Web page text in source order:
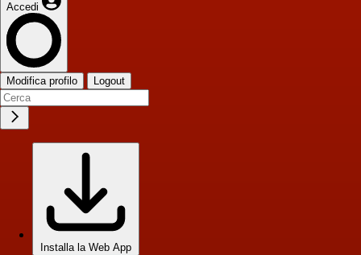
Accedi
Modifica profilo Logout
Installa la Web App